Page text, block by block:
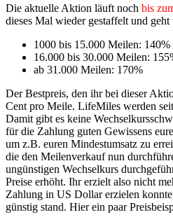
Die aktuelle Aktion läuft noch bis
dieses Mal wieder gestaffelt und
1000 bis 15.000 Meilen: 140%
16.000 bis 30.000 Meilen:
ab 31.000 Meilen: 170%
Der Bestpreis, den ihr bei dieser
Cent pro Meile. LifeMiles werden
Damit gibt es keine
für die Zahlung guten Gewissens
um z.B. euren Mindestumsatz zu
die den Meilenverkauf nun
ungünstigen Wechselkurs
Preise erhöht. Ihr erzielt also nicht
Zahlung in US Dollar erzielen
günstig stand. Hier ein paar